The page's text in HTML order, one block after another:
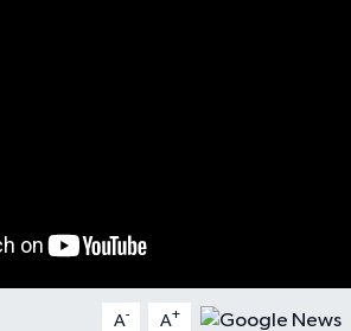
A- A+